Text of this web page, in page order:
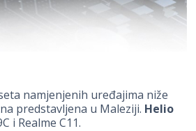
namjenjenih uređajima niže
predstavljena u Maleziji. Helio
i Realme C11.